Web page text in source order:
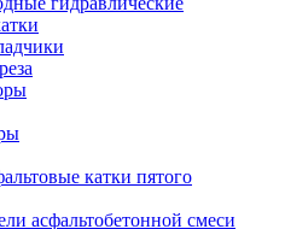
катки пятого
асфальтобетонной смеси